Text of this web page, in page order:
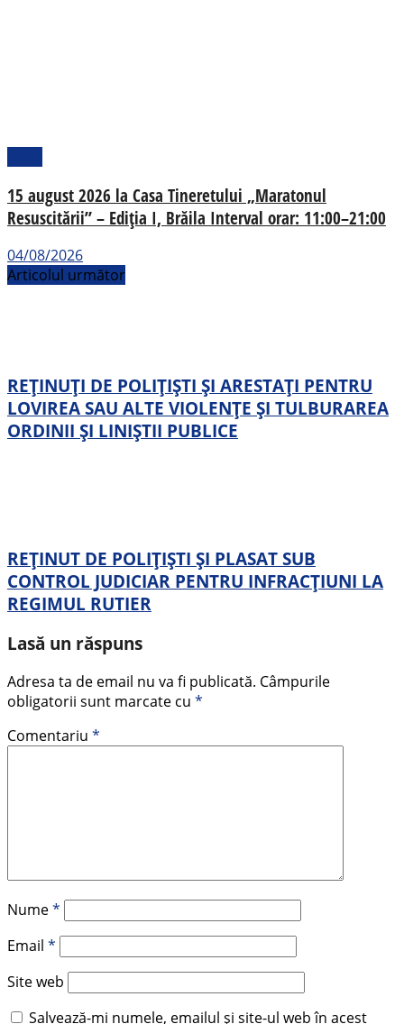
15 august 2026 la Casa Tineretului „Maratonul
Resuscitării” – Ediția I, Brăila Interval orar: 11:00–21:00
04/08/2026
Articolul următor
REȚINUȚI DE POLIȚIȘTI ȘI ARESTAȚI PENTRU
LOVIREA SAU ALTE VIOLENȚE ȘI TULBURAREA
ORDINII ȘI LINIȘTII PUBLICE
REȚINUT DE POLIȚIȘTI ȘI PLASAT SUB
CONTROL JUDICIAR PENTRU INFRACȚIUNI LA
REGIMUL RUTIER
Lasă un răspuns
Adresa ta de email nu va fi publicată. Câmpurile
obligatorii sunt marcate cu *
Comentariu *
Nume*
Email *
Site web
Salvează-mi numele, emailul și site-ul web în acest